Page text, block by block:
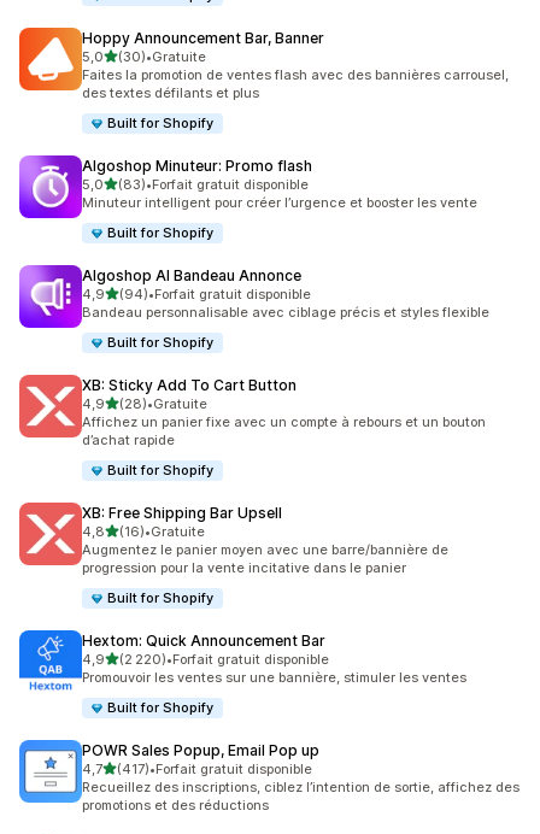
Hoppy Announcement Bar, Banner
5,0étoile(s) sur 5
(30)
30 avis au total
•Gratuite
Faites la promotion de ventes flash avec des bannières carrousel,
des textes défilants et plus
Built for Shopify
Algoshop Minuteur: Promo flash
5,0étoile(s) sur 5
(83)
83 avis au total
•Forfait gratuit disponible
Minuteur intelligent pour créer l’urgence et booster les vente
Built for Shopify
Algoshop AI Bandeau Annonce
4,9étoile(s) sur 5
(94)
94 avis au total
•Forfait gratuit disponible
Bandeau personnalisable avec ciblage précis et styles flexible
Built for Shopify
XB: Sticky Add To Cart Button
4,9étoile(s) sur 5
(28)
28 avis au total
•Gratuite
Affichez un panier fixe avec un compte à rebours et un bouton
d’achat rapide
Built for Shopify
XB: Free Shipping Bar Upsell
4,8étoile(s) sur 5
(16)
16 avis au total
•Gratuite
Augmentez le panier moyen avec une barre/bannière de
progression pour la vente incitative dans le panier
Built for Shopify
Hextom: Quick Announcement Bar
4,9étoile(s) sur 5
(2 220)
2220 avis au total
•Forfait gratuit disponible
Promouvoir les ventes sur une bannière, stimuler les ventes
Built for Shopify
POWR Sales Popup, Email Pop up
4,7étoile(s) sur 5
(417)
417 avis au total
•Forfait gratuit disponible
Recueillez des inscriptions, ciblez l’intention de sortie, affichez des
promotions et des réductions